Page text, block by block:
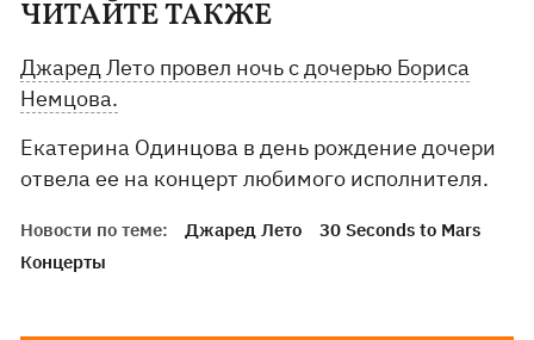
ЧИТАЙТЕ ТАКЖЕ
Джаред Лето провел ночь с дочерью Бориса
Немцова.
Екатерина Одинцова в день рождение дочери
отвела ее на концерт любимого исполнителя.
Новости по теме: Джаред Лето
30 Seconds to Mars
Концерты